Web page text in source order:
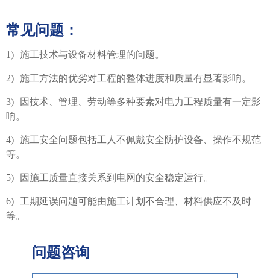
常见问题：
1) 施工技术与设备材料管理的问题。
2) 施工方法的优劣对工程的整体进度和质量有显著影响。
3)
因技术、管理、劳动等多种要素对电力工程质量有一定影
响。
4) 施工安全问题包括工人不佩戴安全防护设备、操作不规范
等。
5) 因施工质量直接关系到电网的安全稳定运行。
6)
工期延误问题‌可能由施工计划不合理、材料供应不及时
等。
问题咨询